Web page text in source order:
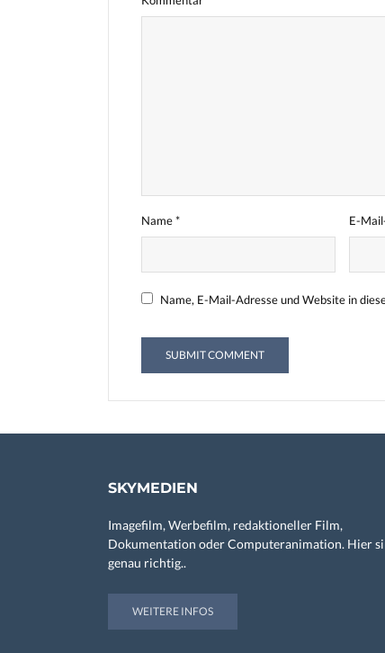
Name* E-
Name, E-Mail-Adresse und Website in
SKYMEDIEN
Imagefilm, Werbefilm, redaktioneller Film,
Dokumentation oder Computeranimation. Hier
genau richtig..
WEITERE INFOS